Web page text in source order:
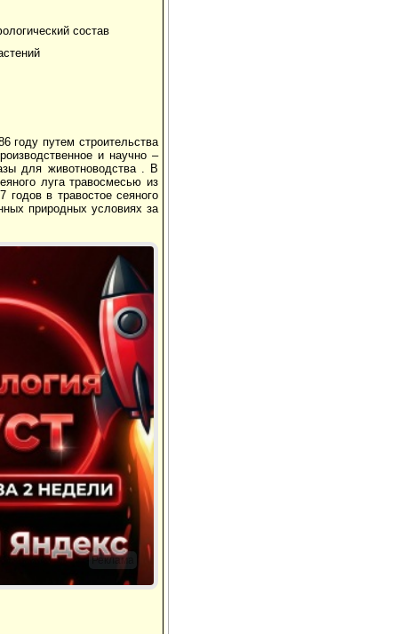
состав
году путем строительства
и научно –
для животноводства . В
луга травосмесью из
годов в травостое сеяного
природных условиях за
Реклама